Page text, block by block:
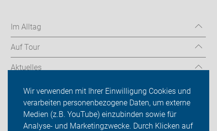
Wir verwenden mit Ihrer Einwilligung Cookies und
verarbeiten personenbezogene Daten, um externe
Medien (z.B. YouTube) einzubinden sowie für
Analyse- und Marketingzwecke. Durch Klicken auf
Im Alltag
Auf Tour
Aktuelles
Über uns
Mitgliedschaft
Fachwissen